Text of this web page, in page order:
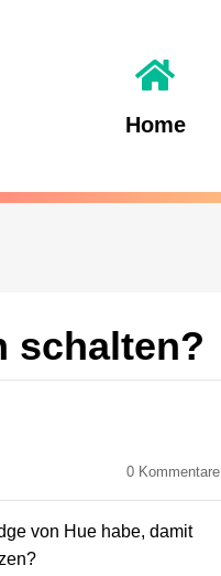
Home
schalten?
0 Kommentare
von Hue habe, damit